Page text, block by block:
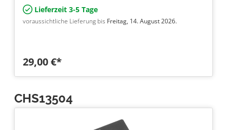
Lieferzeit 3-5 Tage
voraussichtliche Lieferung bis Freitag, 14. August 2026.
29,00 €*
CHS13504